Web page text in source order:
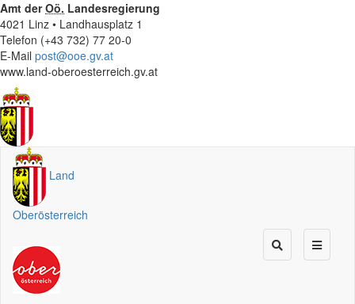
Amt derOö. Landesregierung
4021 Linz • Landhausplatz 1
Telefon (+43 732) 77 20-0
E-Mail post@ooe.gv.at
www.land-oberoesterreich.gv.at
Land
Oberösterreich